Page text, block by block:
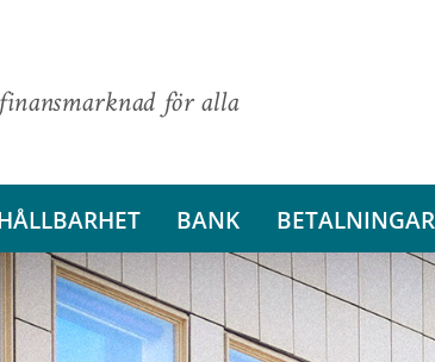
för alla
BANK BETALNINGAR